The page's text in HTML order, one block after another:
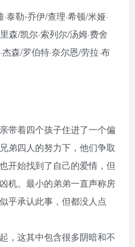
-乔伊/查理·希顿/米娅·
森/凯尔·索列尔/汤姆·费舍
森/罗伯特·奈尔恩/劳拉·布
带着四个孩子住进了一个偏
弟四人的努力下，他们争取
开始找到了自己的爱情，但
机。最小的弟弟一直声称房
乎承认此事，但都没人点
，这其中包含很多阴暗和不